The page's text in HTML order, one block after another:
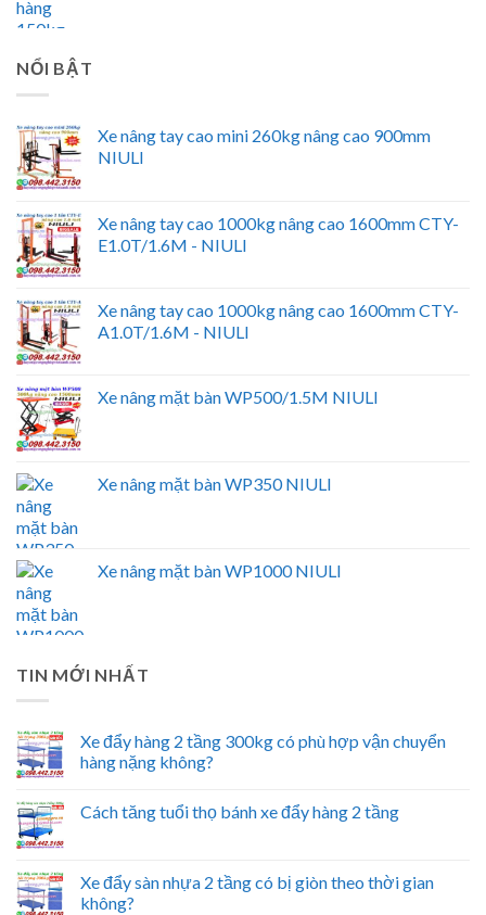
NỔI BẬT
Xe nâng tay cao mini 260kg nâng cao 900mm
NIULI
Xe nâng tay cao 1000kg nâng cao 1600mm CTY-
E1.0T/1.6M - NIULI
Xe nâng tay cao 1000kg nâng cao 1600mm CTY-
A1.0T/1.6M - NIULI
Xe nâng mặt bàn WP500/1.5M NIULI
Xe nâng mặt bàn WP350 NIULI
Xe nâng mặt bàn WP1000 NIULI
TIN MỚI NHẤT
Xe đẩy hàng 2 tầng 300kg có phù hợp vận chuyển
hàng nặng không?
Cách tăng tuổi thọ bánh xe đẩy hàng 2 tầng
Xe đẩy sàn nhựa 2 tầng có bị giòn theo thời gian
không?